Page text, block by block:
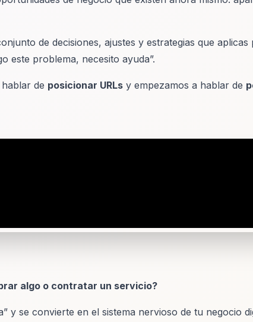
de decisiones, ajustes y estrategias que
este problema, necesito ayuda”.
de posicionar URLs y empezamos a hablar de
algo o contratar un servicio?
y se convierte en el sistema nervioso de tu negocio